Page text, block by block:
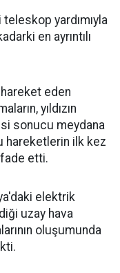
yardımıyla
en ayrıntılı
eden
yıldızın
sonucu meydana
hareketlerin ilk kez
etti.
elektrik
uzay hava
oluşumunda